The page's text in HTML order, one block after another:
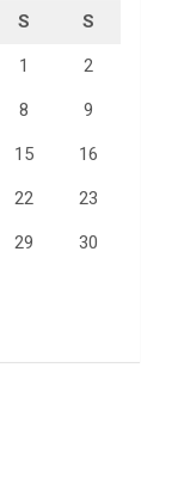
S S
1 2
8 9
15 16
22 23
29 30